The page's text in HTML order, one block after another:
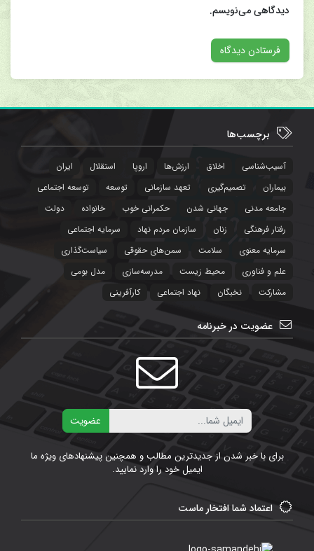
دیدگاهی می‌نویسم.
برچسب‌ها
آسیب‌شناسی اخلاق ارزش‌ها اروپا استقلال
ایران
بیماران
تصمیم‌گیری تعهد سازمانی توسعه
توسعه اجتماعی
جامعه مدنی
جهانی شدن حکمرانی خوب خانواده
دولت
رفتار فرهنگی
زنان سازمان مردم نهاد
سرمایه اجتماعی
سرمایه معنوی
سلامت سمن‌های حقوقی
سیاست‌‌گذاری
علم و فناوری
محیط زیست مدرسه‌سازی
مدل بومی
مشارکت
نخبگان نهاد اجتماعی کارآفرینی
عضویت در خبرنامه
عضویت
برای با خبر شدن از جدیدترین مطالب و همچنین پیشنهادهای ویژه ما
ایمیل خود را وارد نمایید.
اعتماد شما افتخار ماست